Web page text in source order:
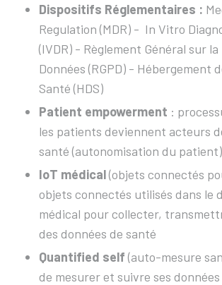
Dispositifs Réglementaires :
Regulation (MDR) - In Vitro
(IVDR) - Règlement Général sur
Données (RGPD) - Hébergement
Santé (HDS)
Patient empowerment :
les patients deviennent acteurs
santé (autonomisation du patient)
IoT médical(objets connectés
objets connectés utilisés dans le
médical pour collecter,
des données de santé
Quantified self(auto-mesure
de mesurer et suivre ses